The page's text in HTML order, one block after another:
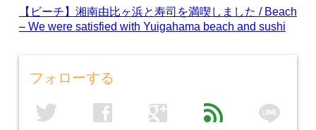
【ビーチ】湘南由比ヶ浜と寿司を満喫しました / Beach
– We were satisfied with Yuigahama beach and sushi
フォローする
twitter facebook google feed line